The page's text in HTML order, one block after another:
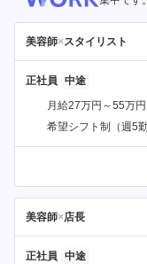
美容師×スタイリスト
正社員
月給27万円～55万円
希望シフト制（週5
美容師×店長
正社員